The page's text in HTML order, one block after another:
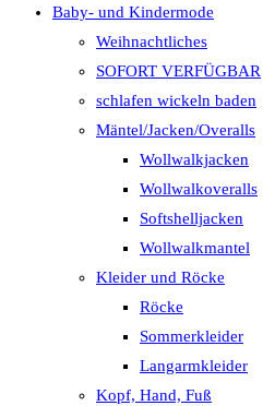
Baby- und Kindermode
Weihnachtliches
SOFORT VERFÜGBAR
schlafen wickeln baden
Mäntel/Jacken/Overalls
Wollwalkjacken
Wollwalkoveralls
Softshelljacken
Wollwalkmantel
Kleider und Röcke
Röcke
Sommerkleider
Langarmkleider
Kopf, Hand, Fuß